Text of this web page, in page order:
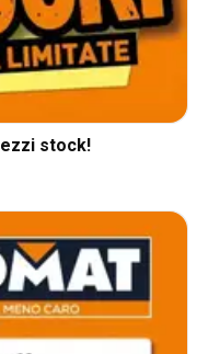
stock!